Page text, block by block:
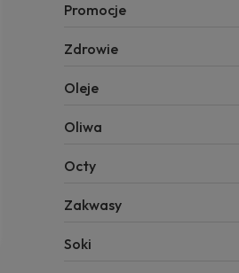
Promocje
Zdrowie
Oleje
Oliwa
Octy
Zakwasy
Soki